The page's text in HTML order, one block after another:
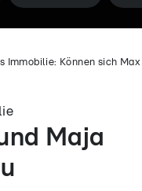
Immobilie: Können sich
Maja